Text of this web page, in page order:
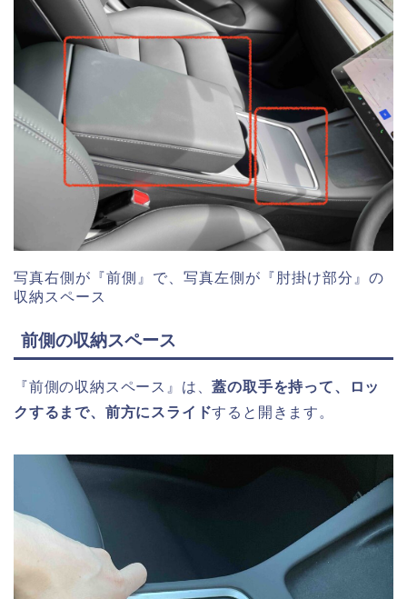
写真右側が『前側』で、写真左側が『肘掛け部分』の
収納スペース
前側の収納スペース
『前側の収納スペース』は、蓋の取手を持って、ロッ
クするまで、前方にスライドすると開きます。